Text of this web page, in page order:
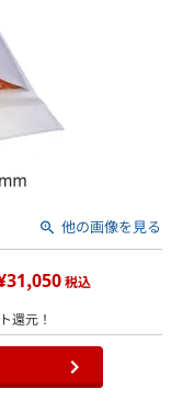
他の画像を見る
税込
還元！